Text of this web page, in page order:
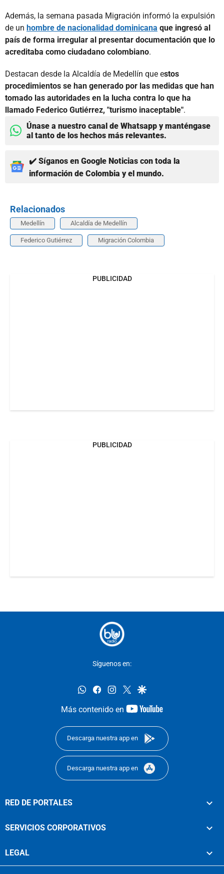
Además, la semana pasada Migración informó la expulsión
de un hombre de nacionalidad dominicana que ingresó al
país de forma irregular al presentar documentación que lo
acreditaba como ciudadano colombiano.
Destacan desde la Alcaldía de Medellín que estos
procedimientos se han generado por las medidas que han
tomado las autoridades en la lucha contra lo que ha
llamado Federico Gutiérrez, "turismo inaceptable".
Únase a nuestro canal de Whatsapp y manténgase
al tanto de los hechos más relevantes.
✔️ Síganos en Google Noticias con toda la
información de Colombia y el mundo.
Relacionados
Medellín Alcaldía de Medellín
Federico Gutiérrez Migración Colombia
PUBLICIDAD
PUBLICIDAD
Síguenos en:
whatsappfacebookinstagram
twittergoogle
Más contenido en
youtube-
Descarga nuestra app en
Descarga nuestra app en
RED DE PORTALES
SERVICIOS CORPORATIVOS
LEGAL